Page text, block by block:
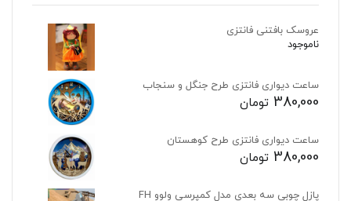
عروسک بافتنی فانتزی
ناموجود
ساعت دیواری فانتزی طرح جنگل و سنجاب
380,000 تومان
ساعت دیواری فانتزی طرح کوهستان
380,000 تومان
پازل چوبی سه بعدی مدل کمپرسی ولوو FH